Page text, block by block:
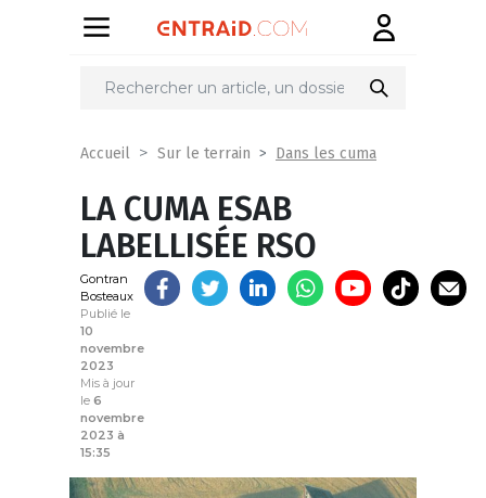
Partager
Accueil Sur le terrain Dans les cuma
LA CUMA ESAB
LABELLISÉE RSO
Gontran
Bosteaux
Publié le
10
novembre
2023
Mis à jour
le 6
novembre
2023 à
15:35